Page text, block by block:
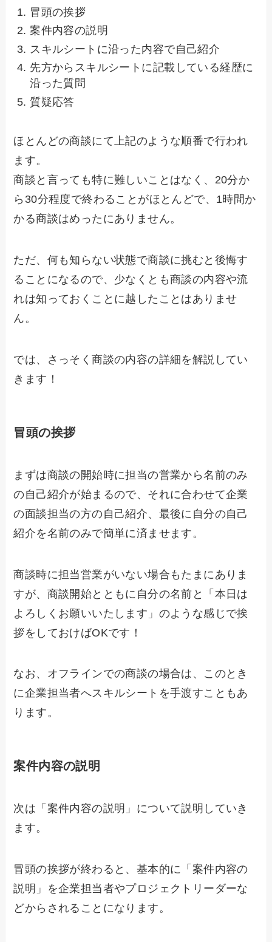
冒頭の挨拶
案件内容の説明
スキルシートに沿った内容で自己紹介
先方からスキルシートに記載している経歴に
沿った質問
質疑応答
ほとんどの商談にて上記のような順番で行われ
ます。
商談と言っても特に難しいことはなく、20分か
ら30分程度で終わることがほとんどで、1時間か
かる商談はめったにありません。
ただ、何も知らない状態で商談に挑むと後悔す
ることになるので、少なくとも商談の内容や流
れは知っておくことに越したことはありませ
ん。
では、さっそく商談の内容の詳細を解説してい
きます！
冒頭の挨拶
まずは商談の開始時に担当の営業から名前のみ
の自己紹介が始まるので、それに合わせて企業
の面談担当の方の自己紹介、最後に自分の自己
紹介を名前のみで簡単に済ませます。
商談時に担当営業がいない場合もたまにありま
すが、商談開始とともに自分の名前と「本日は
よろしくお願いいたします」のような感じで挨
拶をしておけばOKです！
なお、オフラインでの商談の場合は、このとき
に企業担当者へスキルシートを手渡すこともあ
ります。
案件内容の説明
次は「案件内容の説明」について説明していき
ます。
冒頭の挨拶が終わると、基本的に「案件内容の
説明」を企業担当者やプロジェクトリーダーな
どからされることになります。